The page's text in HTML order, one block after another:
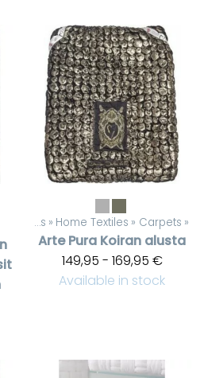
Products ‪» Home Textiles ‪» Carpets ‪»
Arte Pura Koiran alusta
149,95 - 169,95 €
Available in stock